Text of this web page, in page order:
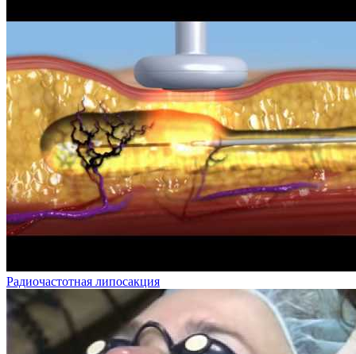
Радиочастотная липосакция